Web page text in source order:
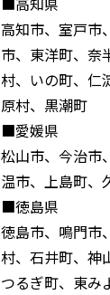
高知市、室戸市
市、東洋町、奈
村、いの町、仁
原村、黒潮町
■愛媛県
松山市、今治市
温市、上島町、
■徳島県
徳島市、鳴門市
村、石井町、神
つるぎ町、東み